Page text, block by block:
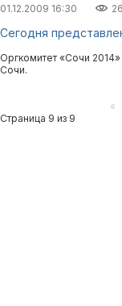
01.12.2009 16:30
Сегодня
Оргкомитет «Сочи
Сочи.
«
Страница 9 из 9